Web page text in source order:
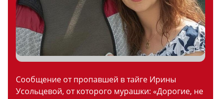
Сообщение от пропавшей в тайге Ирины
Усольцевой, от которого мурашки: «Дорогие, не